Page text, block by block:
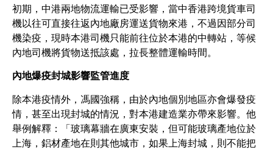
初期，中港兩地物流運輸已受影響，當中香港跨境貨車司
機以往可直接往返內地廠房運送貨物來港，不過因部分司
機染疫，現時本港司機只能前往位於本港的中轉站，等候
內地司機將貨物送抵該處，拉長整體運輸時間。
內地爆疫封城影響監管進度
除本港疫情外，馮國強稱，由於內地個別地區亦會爆發疫
情，甚至出現封城的情況，對本港建造業亦帶來影響。他
舉例解釋：「玻璃幕牆在廣東安裝，但可能玻璃產地位於
上海，鋁材產地在則其他城市，如果上海封城，則不能把